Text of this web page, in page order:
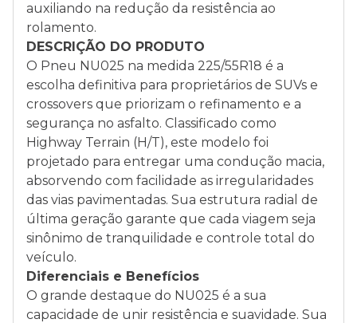
auxiliando na redução da resistência ao
rolamento.
DESCRIÇÃO DO PRODUTO
O Pneu NU025 na medida 225/55R18 é a
escolha definitiva para proprietários de SUVs e
crossovers que priorizam o refinamento e a
segurança no asfalto. Classificado como
Highway Terrain (H/T), este modelo foi
projetado para entregar uma condução macia,
absorvendo com facilidade as irregularidades
das vias pavimentadas. Sua estrutura radial de
última geração garante que cada viagem seja
sinônimo de tranquilidade e controle total do
veículo.
Diferenciais e Benefícios
O grande destaque do NU025 é a sua
capacidade de unir resistência e suavidade. Sua